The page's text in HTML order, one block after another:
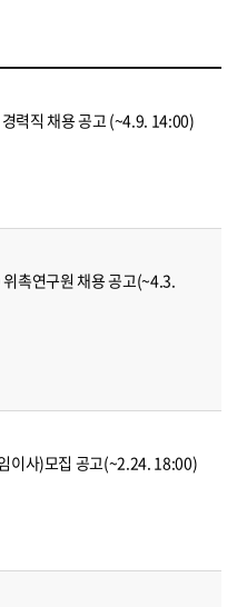
력직 채용 공고 (~4.9. 14:00)
촉연구원 채용 공고(~4.3.
이사)모집 공고(~2.24. 18:00)